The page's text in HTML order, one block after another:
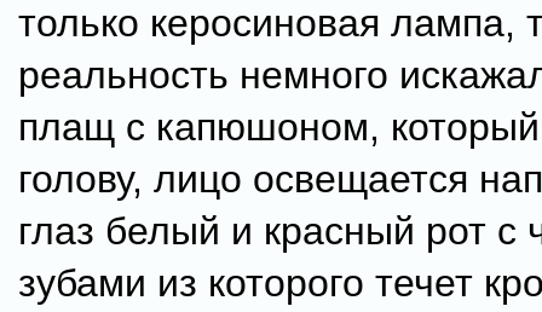
только керосиновая лампа,
реальность немного
плащ с капюшоном,
голову, лицо освещается
глаз белый и красный рот с
зубами из которого течет